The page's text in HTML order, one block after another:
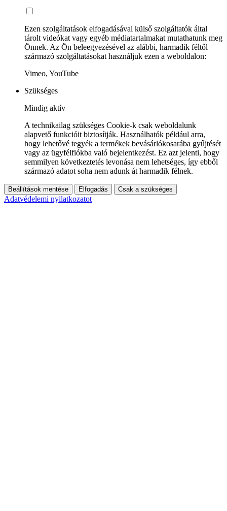
Ezen szolgáltatások elfogadásával külső szolgáltatók által
tárolt videókat vagy egyéb médiatartalmakat mutathatunk meg
Önnek. Az Ön beleegyezésével az alábbi, harmadik féltől
származó szolgáltatásokat használjuk ezen a weboldalon:
Vimeo, YouTube
Szükséges
Mindig aktív
A technikailag szükséges Cookie-k csak weboldalunk
alapvető funkcióit biztosítják. Használhatók például arra,
hogy lehetővé tegyék a termékek bevásárlókosarába gyűjtését
vagy az ügyfélfiókba való bejelentkezést. Ez azt jelenti, hogy
semmilyen következtetés levonása nem lehetséges, így ebből
származó adatot soha nem adunk át harmadik félnek.
Beállítások mentése Elfogadás Csak a szükséges
Adatvédelemi nyilatkozatot